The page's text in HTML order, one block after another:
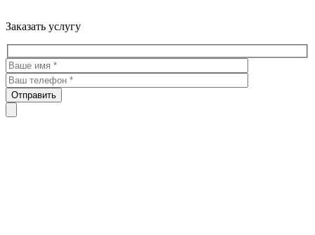
Заказать услугу